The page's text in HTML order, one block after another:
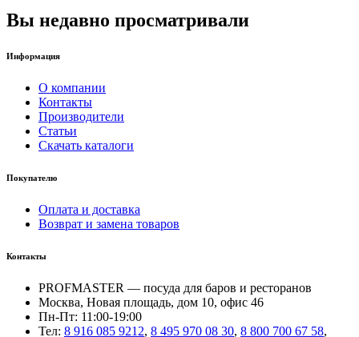
Вы недавно просматривали
Информация
О компании
Контакты
Производители
Статьи
Скачать каталоги
Покупателю
Оплата и доставка
Возврат и замена товаров
Контакты
PROFMASTER — посуда для баров и ресторанов
Москва, Новая площадь, дом 10, офис 46
Пн-Пт: 11:00-19:00
Тел: 8 916 085 9212, 8 495 970 08 30, 8 800 700 67 58,